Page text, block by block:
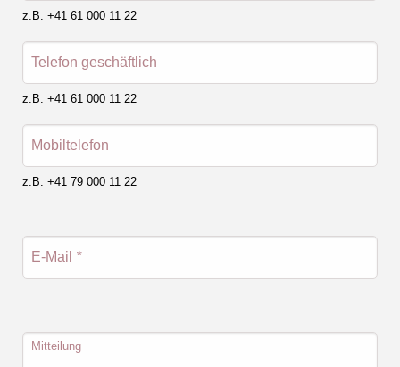
z.B. +41 61 000 11 22
Telefon geschäftlich
z.B. +41 61 000 11 22
Mobiltelefon
z.B. +41 79 000 11 22
E-Mail *
Mitteilung